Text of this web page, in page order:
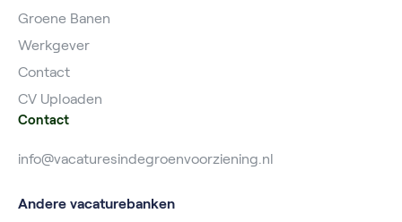
Groene Banen
Werkgever
Contact
CV Uploaden
Contact
info@vacaturesindegroenvoorziening.nl
Andere vacaturebanken